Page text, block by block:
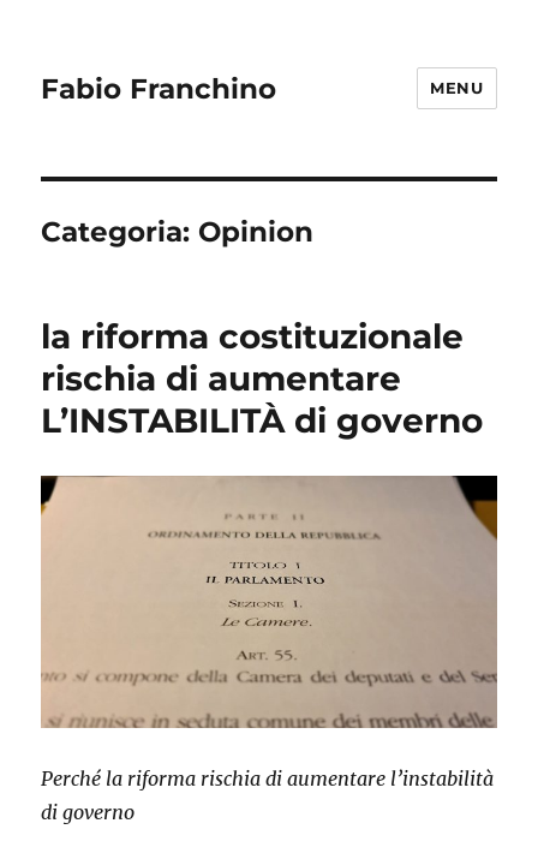
Fabio Franchino MENU
Categoria: Opinion
la riforma costituzionale
rischia di aumentare
L’INSTABILITÀ di governo
Perché la riforma rischia di aumentare l’instabilità
di governo